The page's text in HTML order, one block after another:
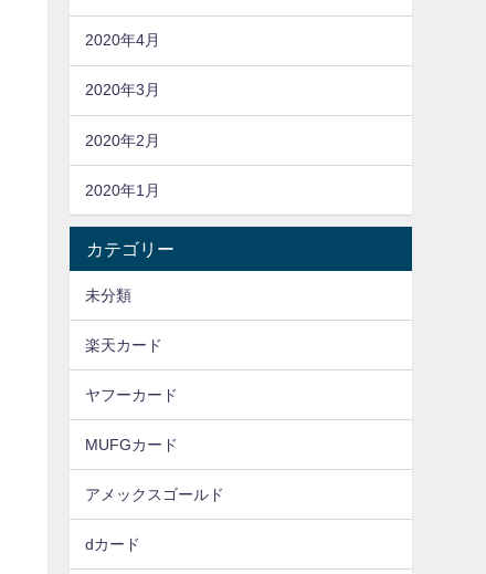
2020年4月
2020年3月
2020年2月
2020年1月
カテゴリー
未分類
楽天カード
ヤフーカード
MUFGカード
アメックスゴールド
dカード